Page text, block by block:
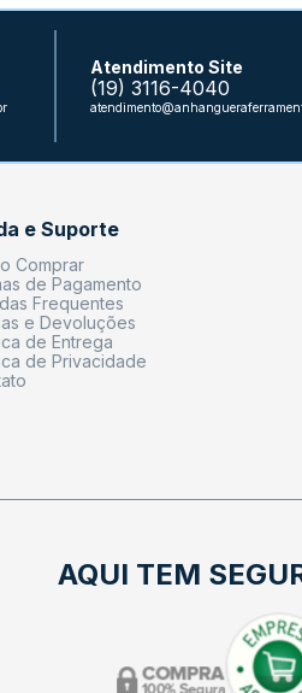
Atendimento Site
(19) 3116-4040
e Suporte
Comprar
de Pagamento
Frequentes
e Devoluções
de Entrega
de Privacidade
AQUI TEM